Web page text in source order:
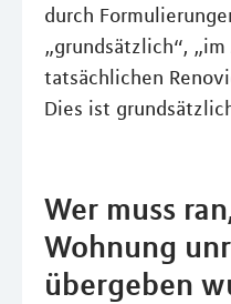
durch
„grundsätzlich“,
tatsächlichen
Dies ist
Wer muss
Wohnung
übergeben